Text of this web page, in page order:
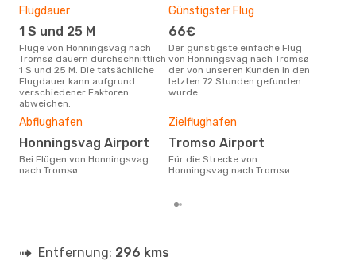
Flugdauer
1 S und 25 M
Flüge von Honningsvag nach
Tromsø dauern durchschnittlich
1 S und 25 M. Die tatsächliche
Flugdauer kann aufgrund
verschiedener Faktoren
abweichen.
Günstigster Flug
66€
Der günstigste einfache Flug
von Honningsvag nach Tromsø
der von unseren Kunden in den
letzten 72 Stunden gefunden
wurde
Abflughafen
Honningsvag Airport
Bei Flügen von Honningsvag
nach Tromsø
Zielflughafen
Tromso Airport
Für die Strecke von
Honningsvag nach Tromsø
Entfernung: 296 kms